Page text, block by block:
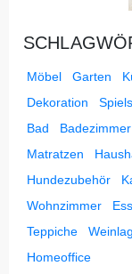
Möbel Garten
Dekoration
Bad
Badezimmer
Matratzen
Hundezubehör
Wohnzimmer
Teppiche
Homeoffice